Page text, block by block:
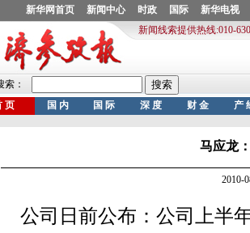
马应龙
2010-
公司日前公布：公司上半